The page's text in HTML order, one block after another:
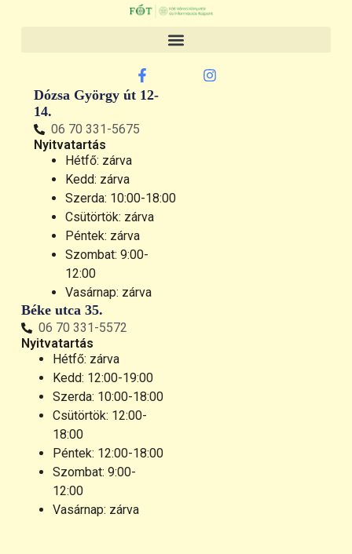
Béke utca 35.
06 70 331-5572
Nyitvatartás
Hétfő: zárva
Kedd: 12:00-19:00
Szerda: 10:00-18:00
Csütörtök: 12:00-
18:00
Péntek: 12:00-18:00
Szombat: 9:00-
12:00
Vasárnap: zárva
Dózsa György út 12-
14.
06 70 331-5675
Nyitvatartás
Hétfő: zárva
Kedd: zárva
Szerda: 10:00-18:00
Csütörtök: zárva
Péntek: zárva
Szombat: 9:00-
12:00
Vasárnap: zárva